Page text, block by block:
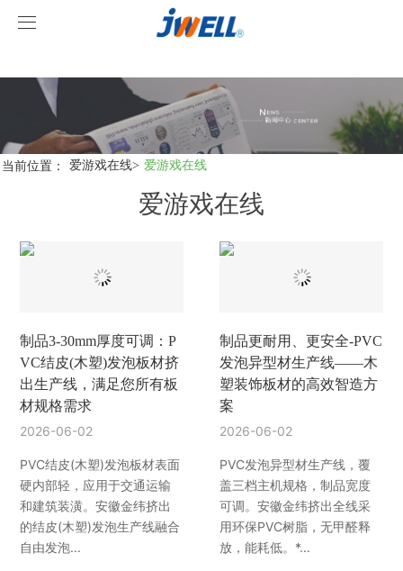
爱游戏在线
关于我们
产品中心
行业新闻
当前位置： 爱游戏在线> 爱游戏在线
爱游戏在线
制品3-30mm厚度可调：P
VC结皮(木塑)发泡板材挤
出生产线，满足您所有板
材规格需求
2026-06-02
PVC结皮(木塑)发泡板材表面
硬内部轻，应用于交通运输
和建筑装潢。安徽金纬挤出
的结皮(木塑)发泡生产线融合
自由发泡...
制品更耐用、更安全-PVC
发泡异型材生产线——木
塑装饰板材的高效智造方
案
2026-06-02
PVC发泡异型材生产线，覆
盖三档主机规格，制品宽度
可调。安徽金纬挤出全线采
用环保PVC树脂，无甲醛释
放，能耗低。*...